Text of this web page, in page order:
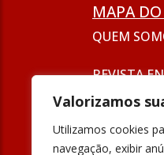
Valorizamos
Utilizamos cookies
navegação, exibir
MAPA
QUEM
REVISTA
SEJA UM
FORMAÇÃO